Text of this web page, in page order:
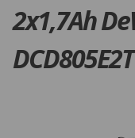
2x1,7Ah
DCD805E2T